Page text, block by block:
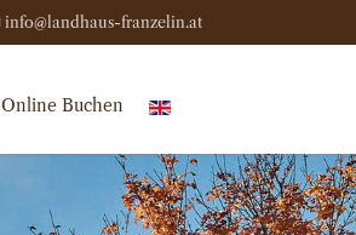
info@landhaus-franzelin.at
Online Buchen